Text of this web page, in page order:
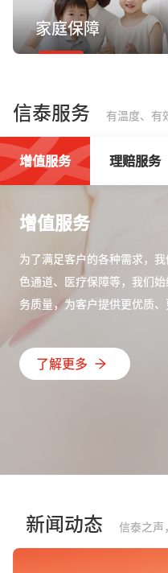
家庭保障
信泰服务 有温度、有
增值服务
为了满足客户的各种需求，
色通道、医疗保障等，我们
务质量，为客户提供更优质、
了解更多
增值服务 理赔服务
新闻动态 信泰之声